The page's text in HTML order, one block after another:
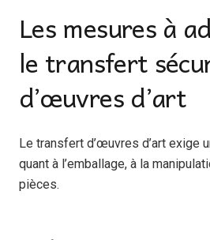
Les mesures à
le transfert
d’œuvres d’art
Le transfert d’œuvres d’art exige
quant à l’emballage, à la
pièces.